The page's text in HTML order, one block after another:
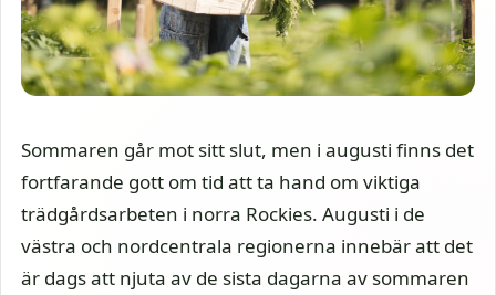
Sommaren går mot sitt slut, men i augusti finns det
fortfarande gott om tid att ta hand om viktiga
trädgårdsarbeten i norra Rockies. Augusti i de
västra och nordcentrala regionerna innebär att det
är dags att njuta av de sista dagarna av sommaren